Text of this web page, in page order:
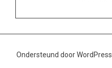
Ondersteund door WordPress